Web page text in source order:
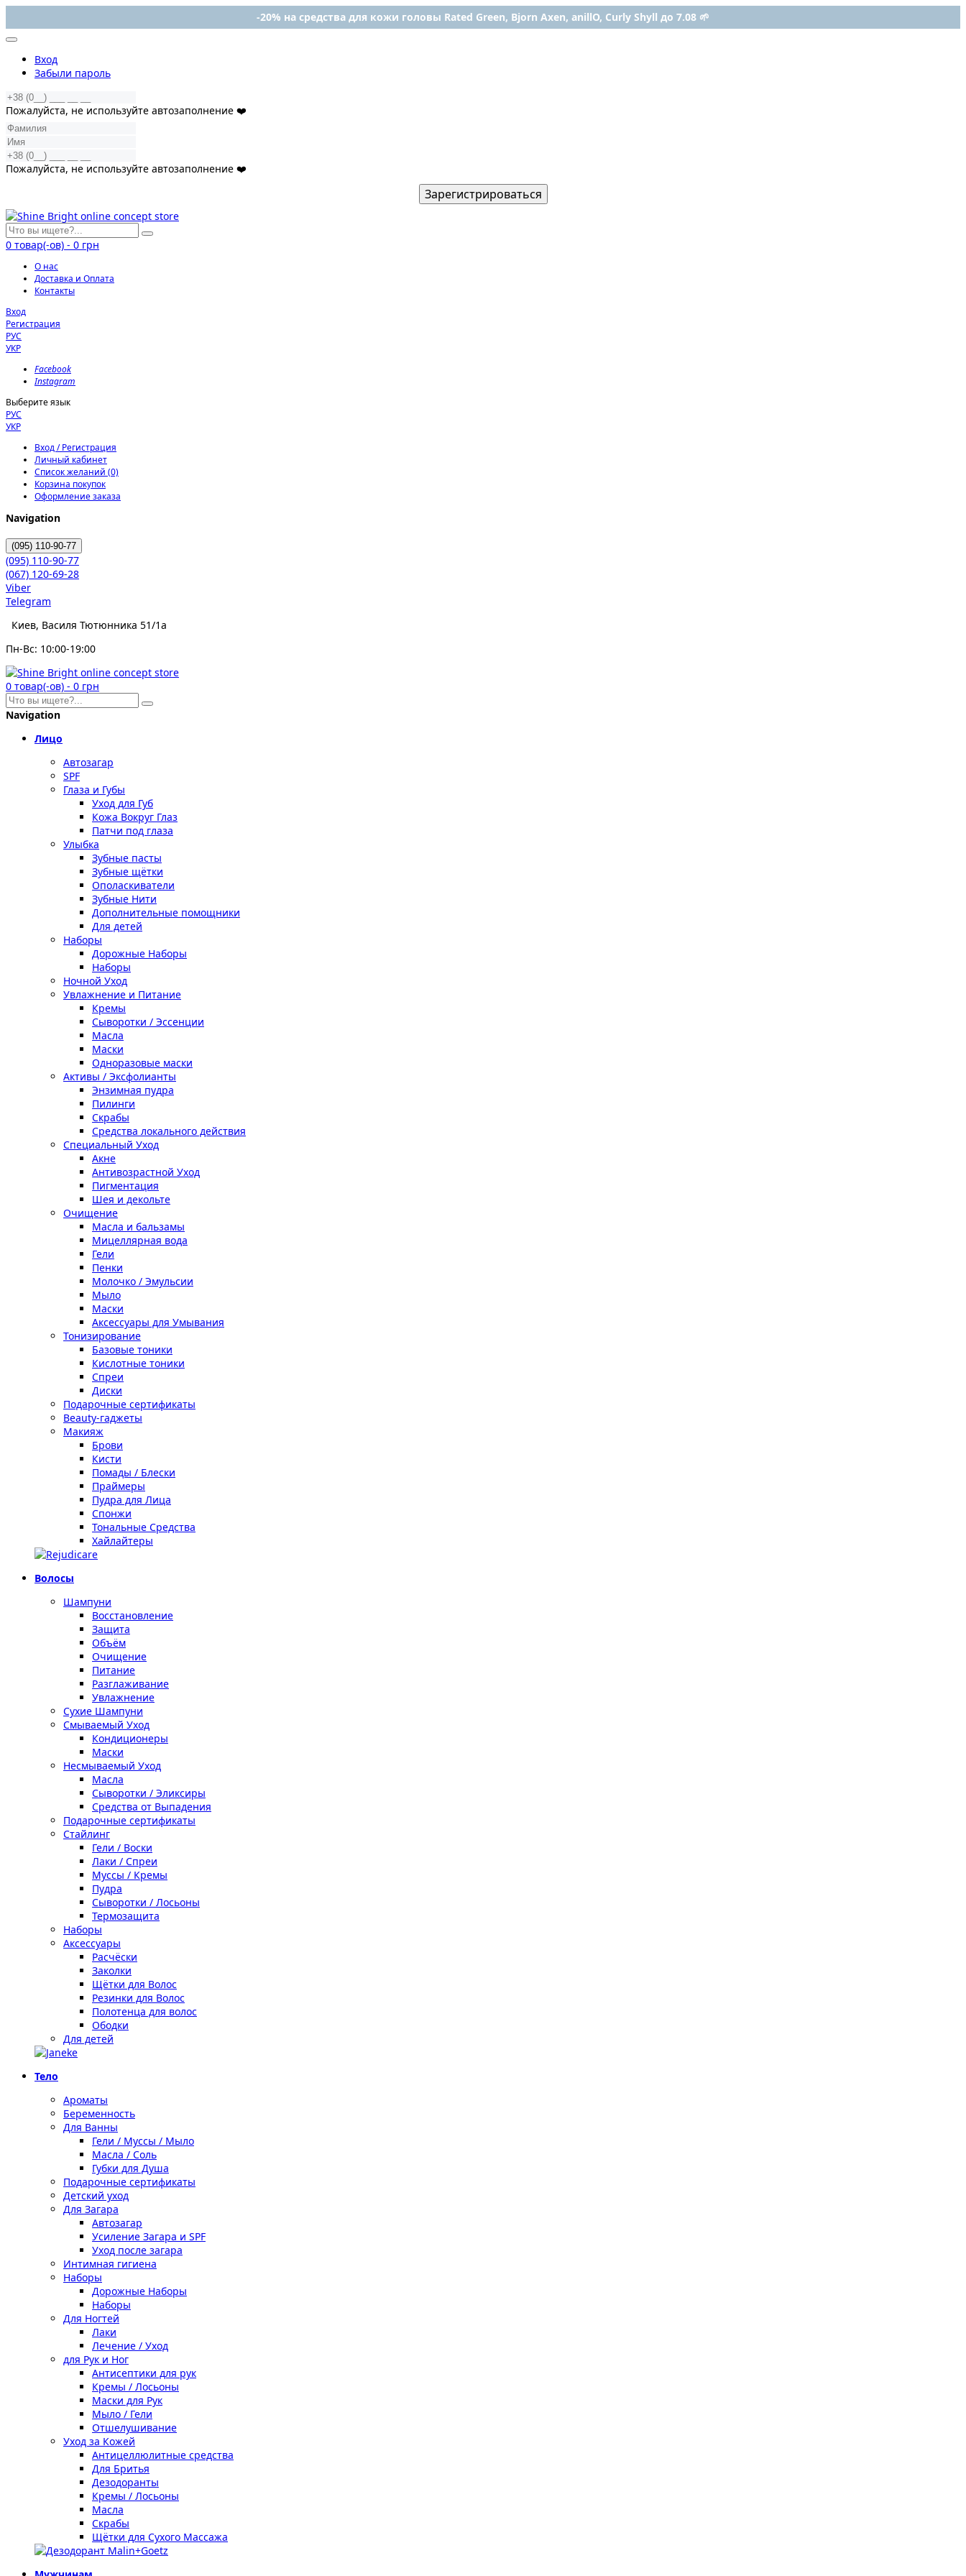
-20% на средства для кожи головы Rated Green, Bjorn Axen, anillO, Curly Shyll до 7.08 🌱
Вход
Забыли пароль
Пожалуйста, не используйте автозаполнение ❤️
Пожалуйста, не используйте автозаполнение ❤️
Зарегистрироваться
0 товар(-ов) - 0 грн
О нас
Доставка и Оплата
Контакты
Вход
Регистрация
РУС
УКР
Facebook
Instagram
Выберите язык
РУС
УКР
Вход / Регистрация
Личный кабинет
Список желаний (0)
Корзина покупок
Оформление заказа
Navigation
(095) 110-90-77
(095) 110-90-77
(067) 120-69-28
Viber
Telegram
Киев, Василя Тютюнника 51/1а
Пн-Вс: 10:00-19:00
0 товар(-ов) - 0 грн
Navigation
Лицо
Автозагар
SPF
Глаза и Губы
Уход для Губ
Кожа Вокруг Глаз
Патчи под глаза
Улыбка
Зубные пасты
Зубные щётки
Ополаскиватели
Зубные Нити
Дополнительные помощники
Для детей
Наборы
Дорожные Наборы
Наборы
Ночной Уход
Увлажнение и Питание
Кремы
Сыворотки / Эссенции
Масла
Маски
Одноразовые маски
Активы / Эксфолианты
Энзимная пудра
Пилинги
Скрабы
Средства локального действия
Специальный Уход
Акне
Антивозрастной Уход
Пигментация
Шея и декольте
Очищение
Масла и бальзамы
Мицеллярная вода
Гели
Пенки
Молочко / Эмульсии
Мыло
Маски
Аксессуары для Умывания
Тонизирование
Базовые тоники
Кислотные тоники
Спреи
Диски
Подарочные сертификаты
Beauty-гаджеты
Макияж
Брови
Кисти
Помады / Блески
Праймеры
Пудра для Лица
Спонжи
Тональные Средства
Хайлайтеры
Волосы
Шампуни
Восстановление
Защита
Объём
Очищение
Питание
Разглаживание
Увлажнение
Сухие Шампуни
Смываемый Уход
Кондиционеры
Маски
Несмываемый Уход
Масла
Сыворотки / Эликсиры
Средства от Выпадения
Подарочные сертификаты
Стайлинг
Гели / Воски
Лаки / Спреи
Муссы / Кремы
Пудра
Сыворотки / Лосьоны
Термозащита
Наборы
Аксессуары
Расчёски
Заколки
Щётки для Волос
Резинки для Волос
Полотенца для волос
Ободки
Для детей
Тело
Ароматы
Беременность
Для Ванны
Гели / Муссы / Мыло
Масла / Соль
Губки для Душа
Подарочные сертификаты
Детский уход
Для Загара
Автозагар
Усиление Загара и SPF
Уход после загара
Интимная гигиена
Наборы
Дорожные Наборы
Наборы
Для Ногтей
Лаки
Лечение / Уход
для Рук и Ног
Антисептики для рук
Кремы / Лосьоны
Маски для Рук
Мыло / Гели
Отшелушивание
Уход за Кожей
Антицеллюлитные средства
Для Бритья
Дезодоранты
Кремы / Лосьоны
Масла
Скрабы
Щётки для Сухого Массажа